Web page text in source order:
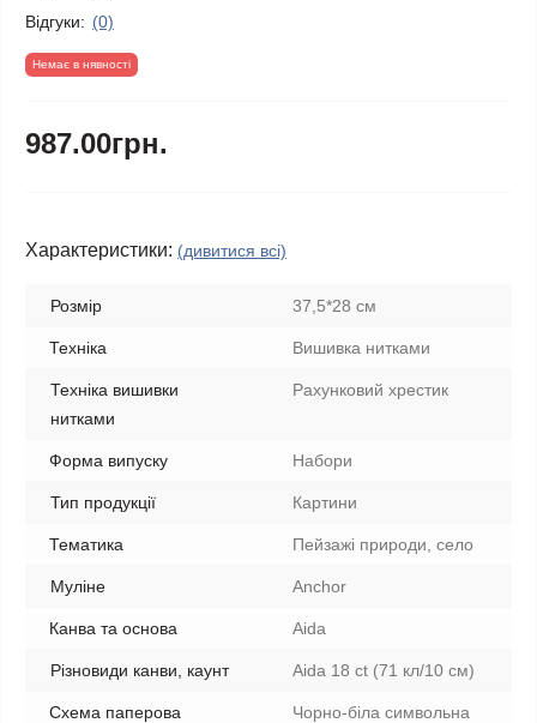
Відгуки: (0)
Немає в нявності
987.00грн.
Характеристики: (дивитися всі)
Розмір 37,5*28 см
Техніка Вишивка нитками
Техніка вишивки
нитками
Рахунковий хрестик
Форма випуску Набори
Тип продукції Картини
Тематика Пейзажі природи, село
Муліне Anchor
Канва та основа Aida
Різновиди канви, каунт Aida 18 ct (71 кл/10 см)
Схема паперова Чорно-біла символьна